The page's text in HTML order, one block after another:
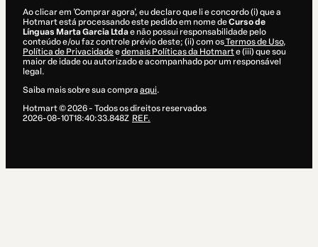
Ao clicar em 'Comprar agora', eu declaro que li e concordo (i) que a
Hotmart está processando este pedido em nome deCurso de
Línguas Marta Garcia Ltdae não possui responsabilidade pelo
conteúdo e/ou faz controle prévio deste; (ii) com osTermos de Uso,
Política de Privacidadeedemais Políticas da Hotmarte (iii) que sou
maior de idade ou autorizado e acompanhado por um responsável
legal.
Saiba mais sobre sua compra aqui.
Hotmart ©2026- Todos os direitos reservados
2026-08-10T18:40:33.848Z REF.